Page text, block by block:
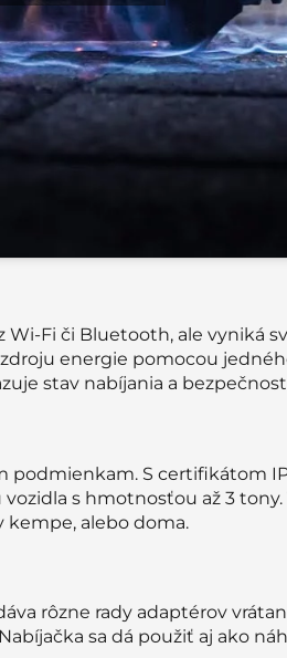
Fi či Bluetooth, ale vyniká
energie pomocou
stav nabíjania a
podmienkam. S certifikátom
s hmotnosťou až 3
kempe, alebo doma.
rôzne rady adaptérov
sa dá použiť aj ako